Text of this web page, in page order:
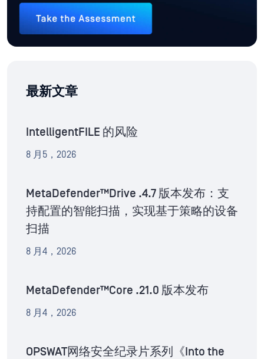
最新文章
IntelligentFILE 的风险
8 月5，2026
MetaDefender™Drive .4.7 版本发布：支
持配置的智能扫描，实现基于策略的设备
扫描
8 月4，2026
MetaDefender™Core .21.0 版本发布
8 月4，2026
OPSWAT网络安全纪录片系列《Into the